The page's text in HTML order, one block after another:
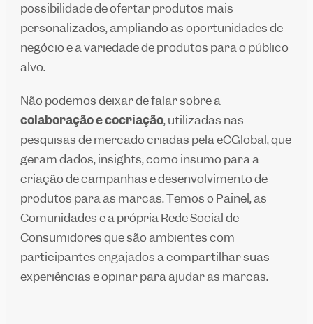
possibilidade de ofertar produtos mais
personalizados, ampliando as oportunidades de
negócio e a variedade de produtos para o público
alvo.
Não podemos deixar de falar sobre a
colaboração e cocriação, utilizadas nas
pesquisas de mercado criadas pela eCGlobal, que
geram dados, insights, como insumo para a
criação de campanhas e desenvolvimento de
produtos para as marcas. Temos o Painel, as
Comunidades e a própria Rede Social de
Consumidores que são ambientes com
participantes engajados a compartilhar suas
experiências e opinar para ajudar as marcas.